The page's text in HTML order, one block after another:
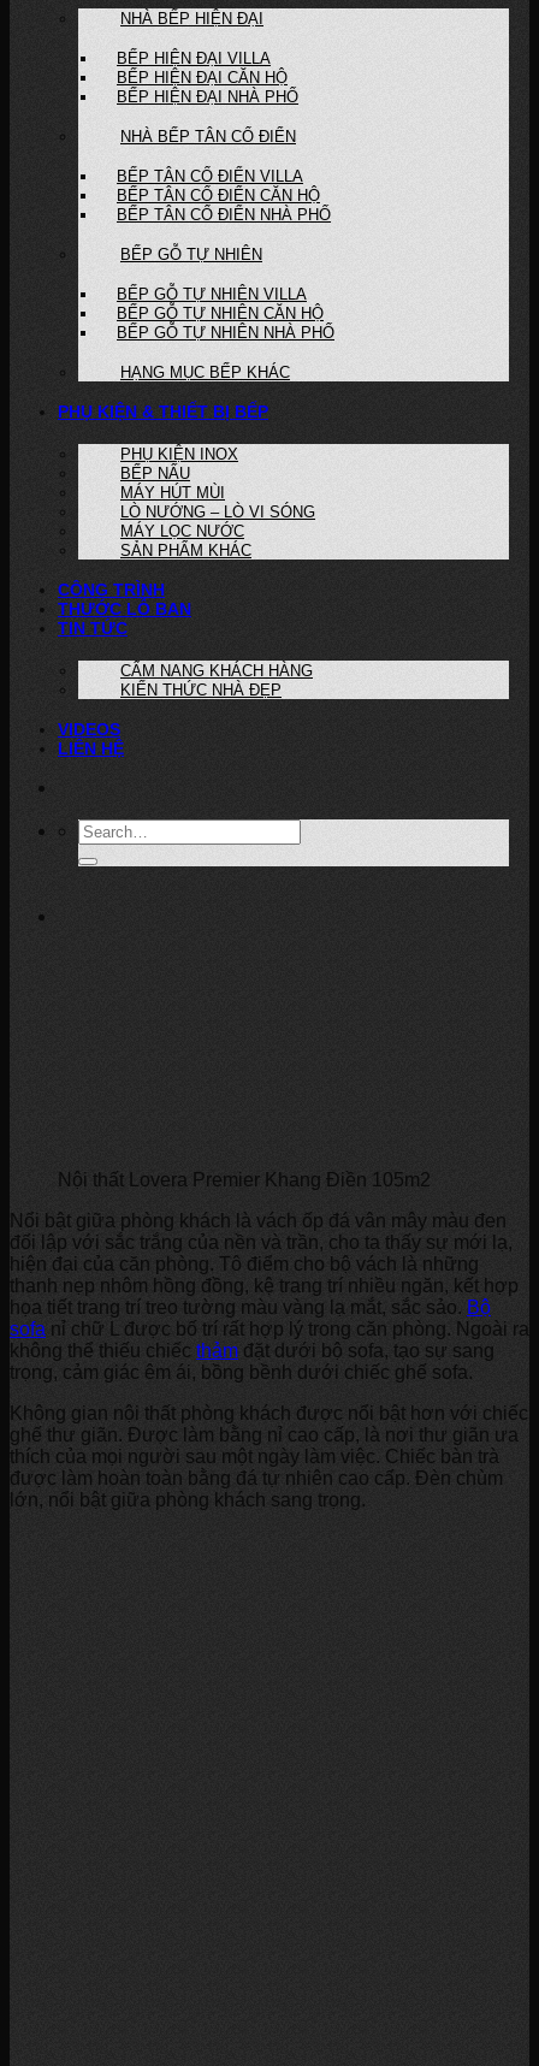
NHÀ BẾP HIỆN ĐẠI
BẾP HIỆN ĐẠI VILLA
BẾP HIỆN ĐẠI CĂN HỘ
BẾP HIỆN ĐẠI NHÀ PHỐ
NHÀ BẾP TÂN CỔ ĐIỂN
BẾP TÂN CỔ ĐIỂN VILLA
BẾP TÂN CỔ ĐIỂN CĂN HỘ
BẾP TÂN CỔ ĐIỂN NHÀ PHỐ
BẾP GỖ TỰ NHIÊN
BẾP GỖ TỰ NHIÊN VILLA
BẾP GỖ TỰ NHIÊN CĂN HỘ
BẾP GỖ TỰ NHIÊN NHÀ PHỐ
HẠNG MỤC BẾP KHÁC
PHỤ KIỆN & THIẾT BỊ BẾP
PHỤ KIỆN INOX
BẾP NẤU
MÁY HÚT MÙI
LÒ NƯỚNG – LÒ VI SÓNG
MÁY LỌC NƯỚC
SẢN PHẨM KHÁC
CÔNG TRÌNH
THƯỚC LỖ BAN
TIN TỨC
CẨM NANG KHÁCH HÀNG
KIẾN THỨC NHÀ ĐẸP
VIDEOS
LIÊN HỆ
Nội thất Lovera Premier Khang Điền 105m2
Nổi bật giữa phòng khách là vách ốp đá vân mây màu đen
đối lập với sắc trắng của nền và trần, cho ta thấy sự mới lạ,
hiện đại của căn phòng. Tô điểm cho bộ vách là những
thanh nẹp nhôm hồng đồng, kệ trang trí nhiều ngăn, kết hợp
họa tiết trang trí treo tường màu vàng lạ mắt, sắc sảo. Bộ
sofa nỉ chữ L được bố trí rất hợp lý trong căn phòng. Ngoài ra
không thể thiếu chiếc thảm đặt dưới bộ sofa, tạo sự sang
trọng, cảm giác êm ái, bồng bềnh dưới chiếc ghế sofa.
Không gian nội thất phòng khách được nổi bật hơn với chiếc
ghế thư giãn. Được làm bằng nỉ cao cấp, là nơi thư giãn ưa
thích của mọi người sau một ngày làm việc. Chiếc bàn trà
được làm hoàn toàn bằng đá tự nhiên cao cấp. Đèn chùm
lớn, nổi bật giữa phòng khách sang trọng.